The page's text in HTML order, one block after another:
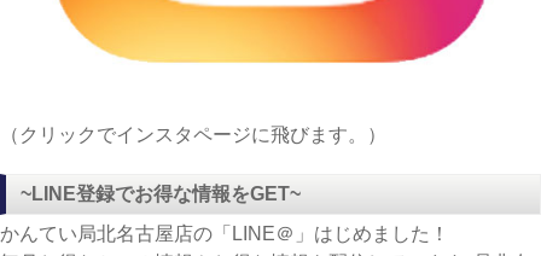
（クリックでインスタページに飛びます。）
~LINE登録でお得な情報をGET~
かんてい局北名古屋店の「LINE＠」はじめました！